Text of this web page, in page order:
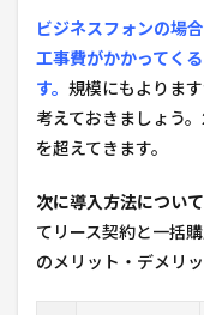
ビジネスフォンの場
工事費がかかってく
す。 規模にもよりま
考えておきましょう
を超えてきます。
次に導入方法について
てリース契約と一括
のメリット・デメリ